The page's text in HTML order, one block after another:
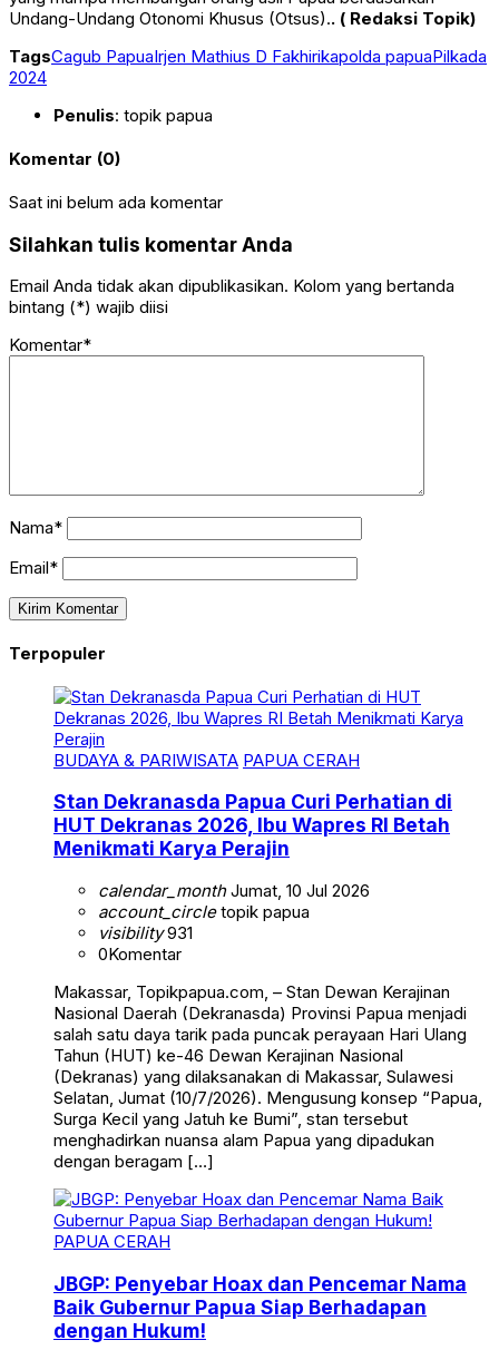
Undang-Undang Otonomi Khusus (Otsus).. ( Redaksi Topik)
TagsCagub PapuaIrjen Mathius D Fakhirikapolda papuaPilkada
2024
Penulis: topik papua
Komentar (0)
Saat ini belum ada komentar
Silahkan tulis komentar Anda
Email Anda tidak akan dipublikasikan. Kolom yang bertanda
bintang (*) wajib diisi
Komentar*
Nama*
Email*
Terpopuler
BUDAYA & PARIWISATA PAPUA CERAH
Stan Dekranasda Papua Curi Perhatian di
HUT Dekranas 2026, Ibu Wapres RI Betah
Menikmati Karya Perajin
calendar_monthJumat, 10 Jul 2026
account_circletopik papua
visibility931
0Komentar
Makassar, Topikpapua.com, – Stan Dewan Kerajinan
Nasional Daerah (Dekranasda) Provinsi Papua menjadi
salah satu daya tarik pada puncak perayaan Hari Ulang
Tahun (HUT) ke-46 Dewan Kerajinan Nasional
(Dekranas) yang dilaksanakan di Makassar, Sulawesi
Selatan, Jumat (10/7/2026). Mengusung konsep “Papua,
Surga Kecil yang Jatuh ke Bumi”, stan tersebut
menghadirkan nuansa alam Papua yang dipadukan
dengan beragam […]
PAPUA CERAH
JBGP: Penyebar Hoax dan Pencemar Nama
Baik Gubernur Papua Siap Berhadapan
dengan Hukum!